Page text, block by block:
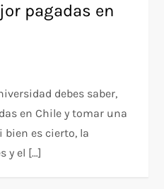
pagadas en
debes saber,
en Chile y tomar una
bien es cierto, la
y el […]